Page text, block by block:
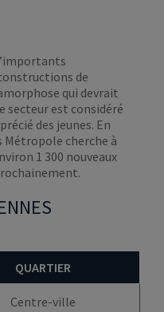
de
qui devrait
secteur est considéré
des jeunes. En
Métropole cherche à
1 300 nouveaux
QUARTIER
Centre-ville